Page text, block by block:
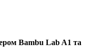
Bambu Lab A1 та